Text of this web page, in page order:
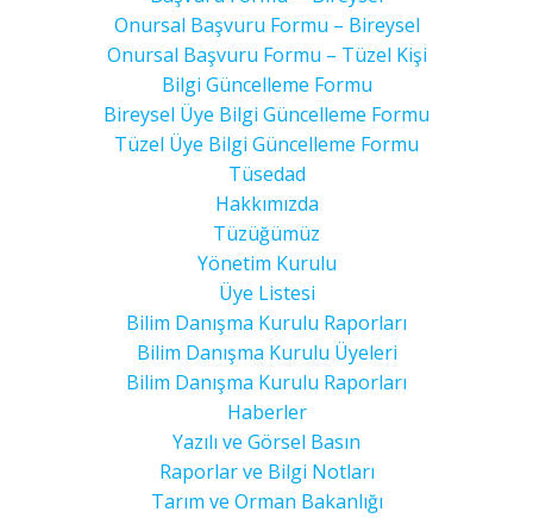
Onursal Başvuru Formu – Bireysel
Onursal Başvuru Formu – Tüzel Kişi
Bilgi Güncelleme Formu
Bireysel Üye Bilgi Güncelleme Formu
Tüzel Üye Bilgi Güncelleme Formu
Tüsedad
Hakkımızda
Tüzüğümüz
Yönetim Kurulu
Üye Listesi
Bilim Danışma Kurulu Raporları
Bilim Danışma Kurulu Üyeleri
Bilim Danışma Kurulu Raporları
Haberler
Yazılı ve Görsel Basın
Raporlar ve Bilgi Notları
Tarım ve Orman Bakanlığı